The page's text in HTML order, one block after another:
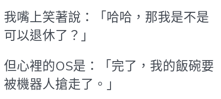
我嘴上笑著說：「哈哈，那我是不是
可以退休了？」
但心裡的OS是：「完了，我的飯碗要
被機器人搶走了。」